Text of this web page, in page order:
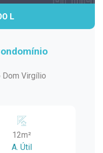
L
Dom Virgílio
12m²
A. Útil